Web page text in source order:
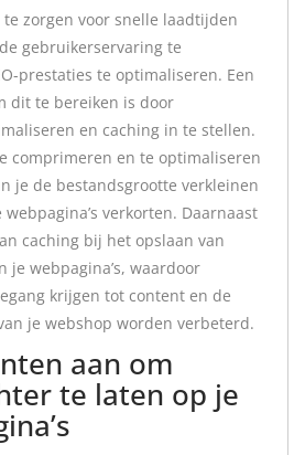
zorgen voor snelle laadtijden
gebruikerservaring te
prestaties te optimaliseren. Een
dit te bereiken is door
en caching in te stellen.
comprimeren en te optimaliseren
je de bestandsgrootte verkleinen
verkorten. Daarnaast
caching bij het opslaan van
je webpagina’s, waardoor
krijgen tot content en de
je webshop worden verbeterd.
aan om
te laten op je